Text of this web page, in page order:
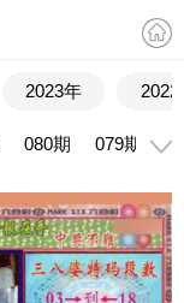
2023年 2022
080期 079期